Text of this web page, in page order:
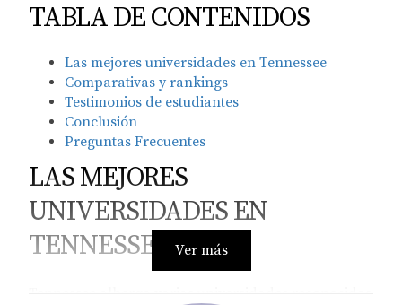
TABLA DE CONTENIDOS
Las mejores universidades en Tennessee
Comparativas y rankings
Testimonios de estudiantes
Conclusión
Preguntas Frecuentes
LAS MEJORES
UNIVERSIDADES EN
TENNESSEE
Ver más